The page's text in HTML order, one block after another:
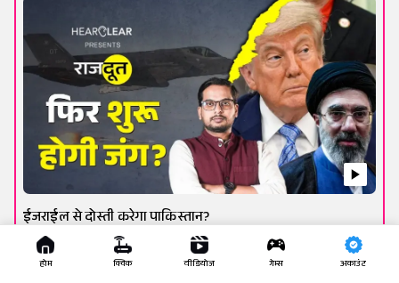
ईजराईल से दोस्ती करेगा पाकिस्तान?
होम क्विक वीडियोज गेम्स अकाउंट